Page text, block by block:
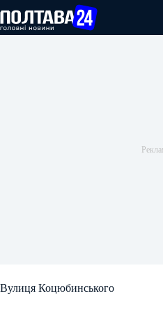
вмісту
Вулиця Коцюбинського